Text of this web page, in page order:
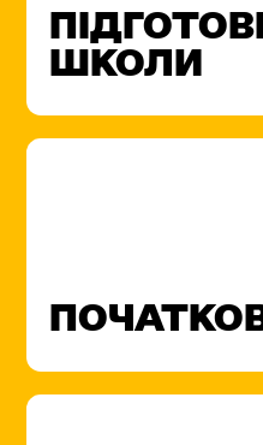
ШКОЛИ